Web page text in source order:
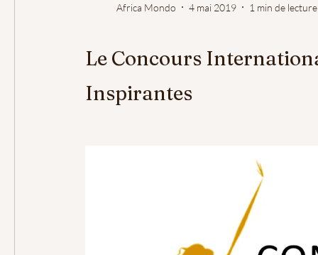
Africa Mondo 4 mai 2019 1 min de lecture
Le Concours
Inspirantes